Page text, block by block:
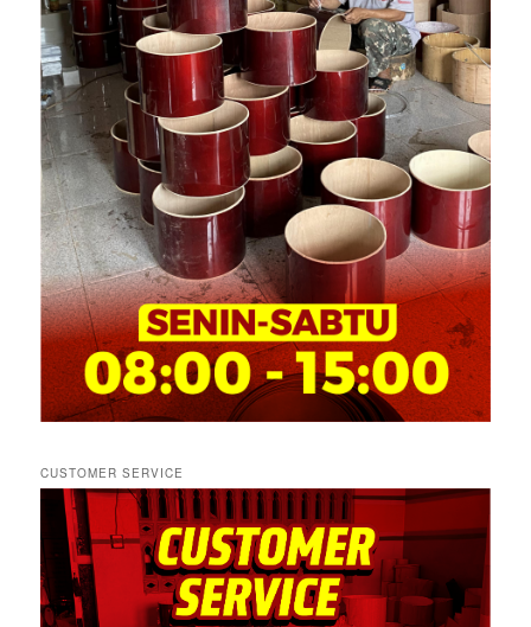
CUSTOMER SERVICE